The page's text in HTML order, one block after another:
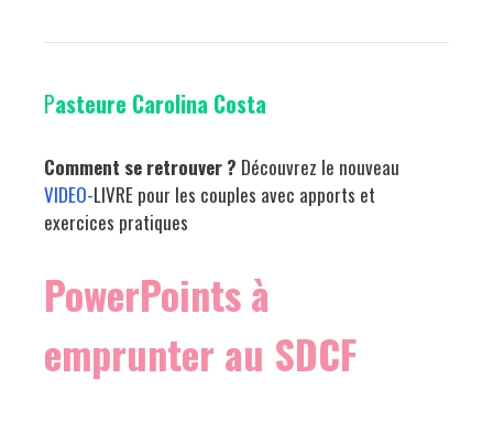
Pasteure Carolina Costa
Comment se retrouver ? Découvrez le nouveau
VIDEO-LIVRE pour les couples avec apports et
exercices pratiques
PowerPoints à
emprunter au SDCF